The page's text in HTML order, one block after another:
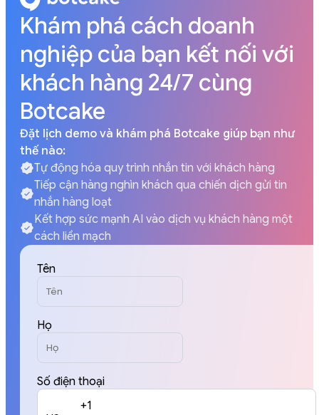
Khám phá cách doanh
nghiệp của bạn kết nối với
khách hàng 24/7 cùng
Botcake
Đặt lịch demo và khám phá Botcake giúp bạn như
thế nào:
Tự động hóa quy trình nhắn tin với khách hàng
Tiếp cận hàng nghìn khách qua chiến dịch gửi tin
nhắn hàng loạt
Kết hợp sức mạnh AI vào dịch vụ khách hàng một
cách liền mạch
Tên
Họ
Số điện thoại
+1